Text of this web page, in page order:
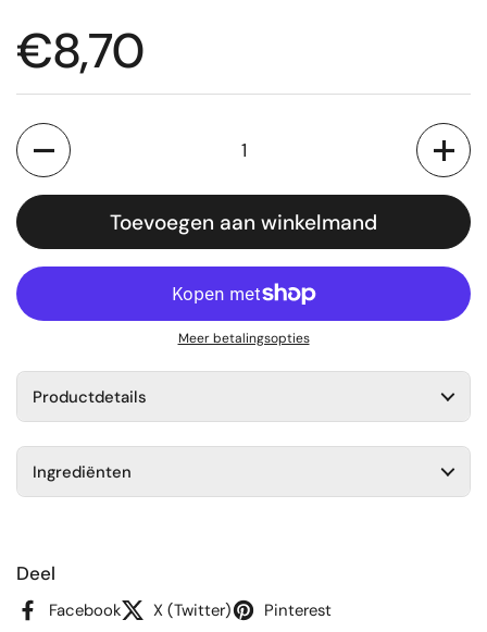
Normale prijs
€8,70
Aantal
Toevoegen aan winkelmand
Meer betalingsopties
Productdetails
Ingrediënten
Deel
Facebook X (Twitter) Pinterest